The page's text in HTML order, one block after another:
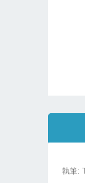
執筆: